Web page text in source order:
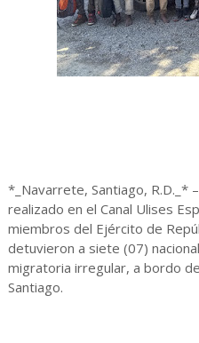
*_Navarrete, Santiago, R.D._*
realizado en el Canal Ulises
miembros del Ejército de
detuvieron a siete (07)
migratoria irregular, a bordo
Santiago.